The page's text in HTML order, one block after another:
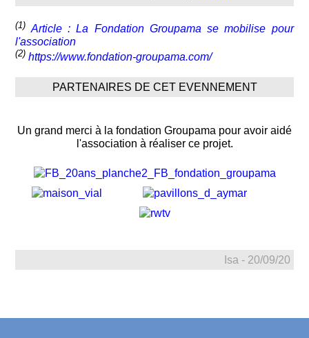
(1) Article : La Fondation Groupama se mobilise pour
l'association
(2) https://www.fondation-groupama.com/
PARTENAIRES DE CET EVENNEMENT
Un grand merci à la fondation Groupama pour avoir aidé
l'association à réaliser ce projet.
Isa - 20/09/20